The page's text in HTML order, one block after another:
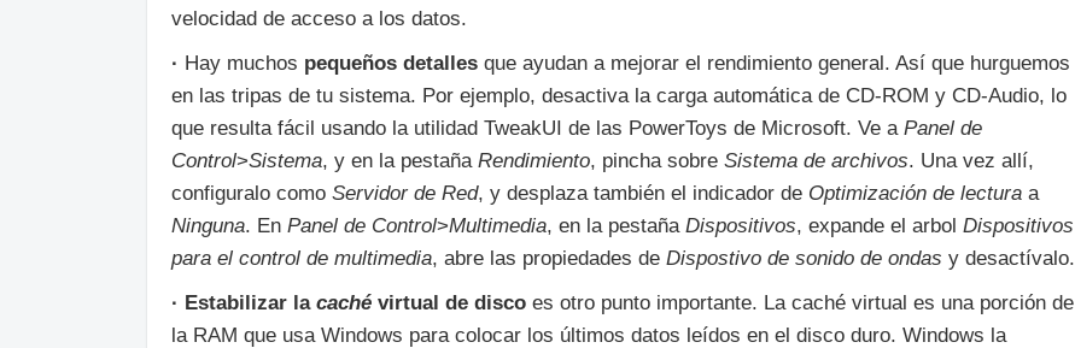
velocidad de acceso a los datos.
· Hay muchos pequeños detalles que ayudan a mejorar el rendimiento general. Así que hurguemos
en las tripas de tu sistema. Por ejemplo, desactiva la carga automática de CD-ROM y CD-Audio, lo
que resulta fácil usando la utilidad TweakUI de las PowerToys de Microsoft. Ve a Panel de
Control>Sistema, y en la pestaña Rendimiento, pincha sobre Sistema de archivos. Una vez allí,
configuralo como Servidor de Red, y desplaza también el indicador de Optimización de lectura a
Ninguna. En Panel de Control>Multimedia, en la pestaña Dispositivos, expande el arbol Dispositivos
para el control de multimedia, abre las propiedades de Dispostivo de sonido de ondas y desactívalo.
· Estabilizar la caché virtual de disco es otro punto importante. La caché virtual es una porción de
la RAM que usa Windows para colocar los últimos datos leídos en el disco duro. Windows la